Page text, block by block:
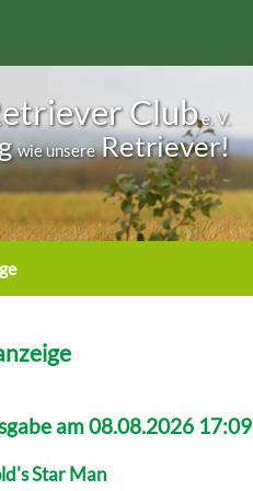
Clube. V.
wie unsereRetriever!
am 08.08.2026 17:09
Star Man